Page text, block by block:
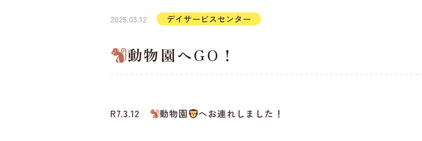
2025.03.12 デイサービスセンター
動物園へGO！
R7.3.12 動物園 へお連れしました！